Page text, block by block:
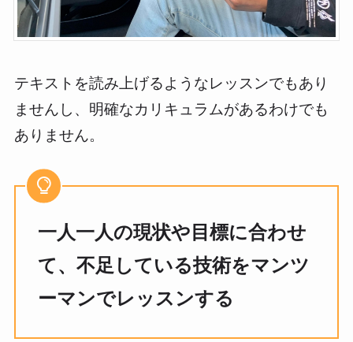
テキストを読み上げるようなレッスンでもあり
ませんし、明確なカリキュラムがあるわけでも
ありません。
一人一人の現状や目標に合わせ
て、不足している技術をマンツ
ーマンでレッスンする